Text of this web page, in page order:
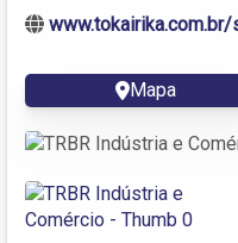
Mapa